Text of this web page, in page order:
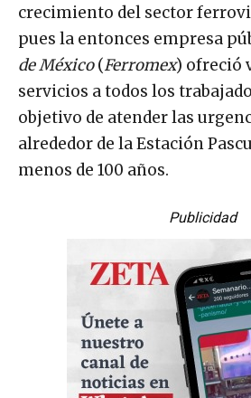
crecimiento del sector
pues la entonces empresa
de México(Ferromex) ofreció
servicios a todos los
objetivo de atender las
alrededor de la Estación
menos de 100 años.
Publicidad